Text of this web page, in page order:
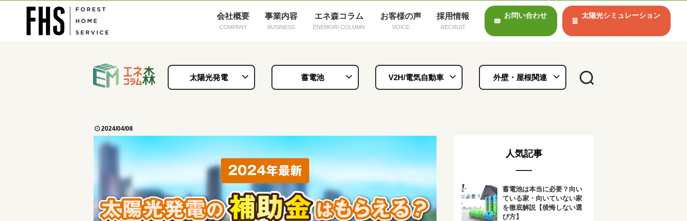
会社概要 事業内容 エネ森コラム お客様の声 採用情報 お問い合わせ 太陽光シミュレーション
太陽光発電 蓄電池 V2H/電気自動車 外壁・屋根関連
2024/04/08
人気記事
蓄電池は本当に必要？向い
ている家・向いていない家
を徹底解説【後悔しない選
び方】